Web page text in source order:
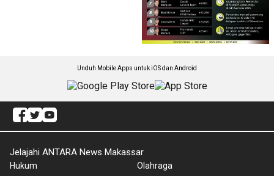
Unduh Mobile Apps untuk iOS dan Android
Jelajahi ANTARA News Makassar
Hukum
Olahraga